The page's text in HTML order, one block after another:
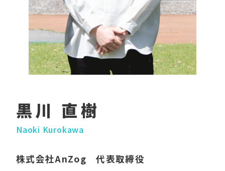
黒川 直樹
Naoki Kurokawa
株式会社AnZog 代表取締役